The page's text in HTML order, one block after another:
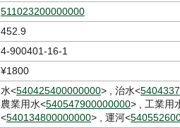
511023200000000
452.9
4-900401-16-1
¥1800
水<540425400000000> , 治水<
農業用水<540547900000000> , 工業用
<540134800000000> , 運河<